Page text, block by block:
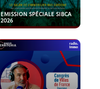
EMISSION SPÉCIALE SIBCA
2026